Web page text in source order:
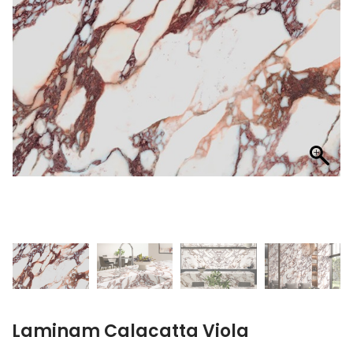
Laminam Calacatta Viola